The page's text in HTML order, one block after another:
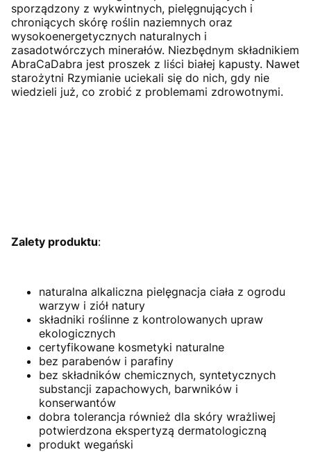
sporządzony z wykwintnych, pielęgnujących i
chroniących skórę roślin naziemnych oraz
wysokoenergetycznych naturalnych i
zasadotwórczych minerałów. Niezbędnym składnikiem
AbraCaDabra jest proszek z liści białej kapusty. Nawet
starożytni Rzymianie uciekali się do nich, gdy nie
wiedzieli już, co zrobić z problemami zdrowotnymi.
Zalety produktu:
naturalna alkaliczna pielęgnacja ciała z ogrodu
warzyw i ziół natury
składniki roślinne z kontrolowanych upraw
ekologicznych
certyfikowane kosmetyki naturalne
bez parabenów i parafiny
bez składników chemicznych, syntetycznych
substancji zapachowych, barwników i
konserwantów
dobra tolerancja również dla skóry wrażliwej
potwierdzona ekspertyzą dermatologiczną
produkt wegański